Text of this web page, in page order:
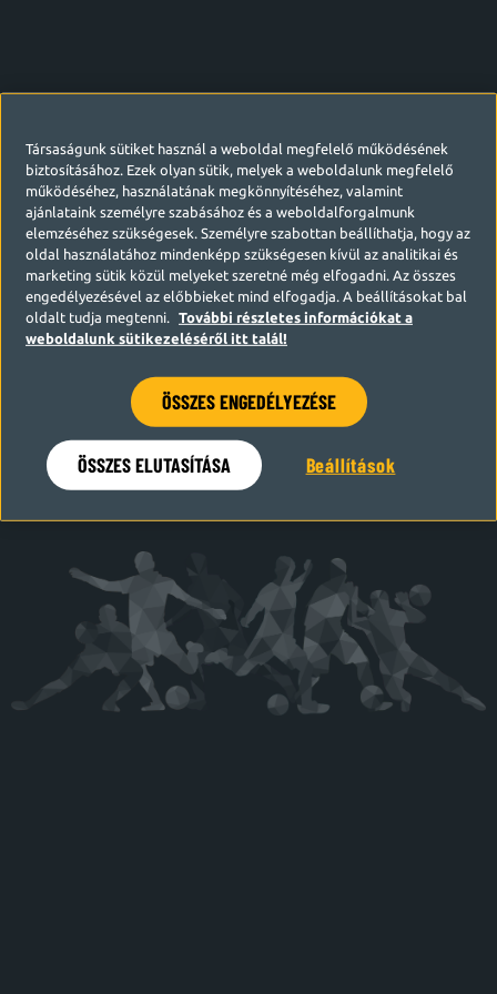
Hamarosan visszatérünk
Társaságunk sütiket használ a weboldal megfelelő működésének
biztosításához. Ezek olyan sütik, melyek a weboldalunk megfelelő
működéséhez, használatának megkönnyítéséhez, valamint
ajánlataink személyre szabásához és a weboldalforgalmunk
elemzéséhez szükségesek. Személyre szabottan beállíthatja, hogy az
oldal használatához mindenképp szükségesen kívül az analitikai és
marketing sütik közül melyeket szeretné még elfogadni. Az összes
engedélyezésével az előbbieket mind elfogadja. A beállításokat bal
oldalt tudja megtenni.
További részletes információkat a
weboldalunk sütikezeléséről itt talál!
ÖSSZES ENGEDÉLYEZÉSE
ÖSSZES ELUTASÍTÁSA Beállítások